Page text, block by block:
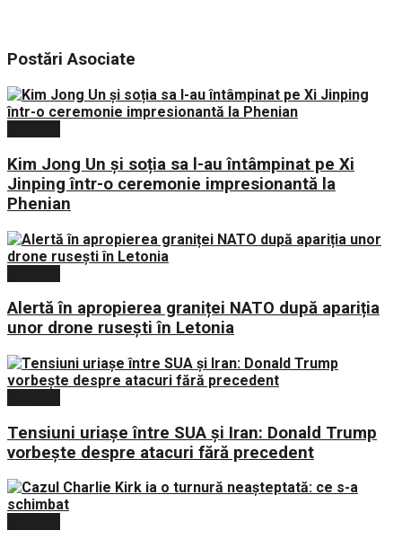
PostăriAsociate
Kim Jong Un și soția sa l-au întâmpinat pe Xi
Jinping într-o ceremonie impresionantă la
Phenian
Alertă în apropierea graniței NATO după apariția
unor drone rusești în Letonia
Tensiuni uriașe între SUA și Iran: Donald Trump
vorbește despre atacuri fără precedent